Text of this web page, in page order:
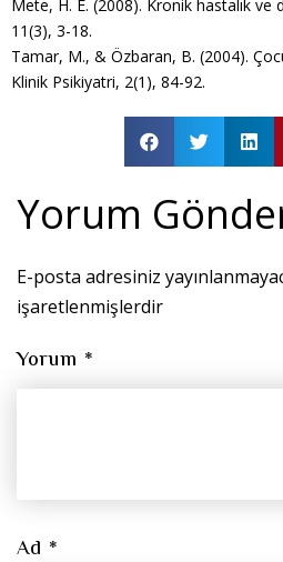
Mete, H. E. (2008). Kronik hastalık ve
11(3), 3-18.
Tamar, M., & Özbaran, B. (2004).
Klinik Psikiyatri, 2(1), 84-92.
Yorum
E-posta adresiniz
işaretlenmişlerdir
Yorum *
Ad *